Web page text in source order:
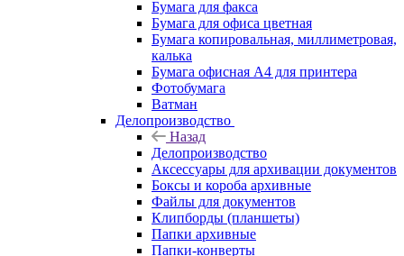
Бумага для факса
Бумага для офиса цветная
Бумага копировальная, миллиметровая,
калька
Бумага офисная А4 для принтера
Фотобумага
Ватман
Делопроизводство
Назад
Делопроизводство
Аксессуары для архивации документов
Боксы и короба архивные
Файлы для документов
Клипборды (планшеты)
Папки архивные
Папки-конверты